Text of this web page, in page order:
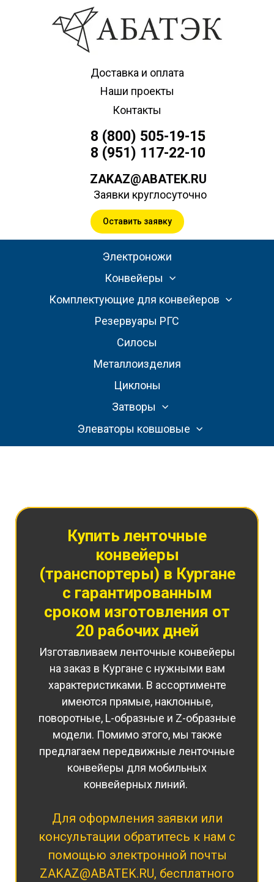
Доставка и оплата
Наши проекты
Контакты
8 (800) 505-19-15
8 (951) 117-22-10
ZAKAZ@ABATEK.RU
Заявки круглосуточно
Оставить заявку
Электроножи
Конвейеры
Комплектующие для конвейеров
Резервуары РГС
Силосы
Металлоизделия
Циклоны
Затворы
Элеваторы ковшовые
Купить ленточные
конвейеры
(транспортеры) в Кургане
с гарантированным
сроком изготовления от
20 рабочих дней
Изготавливаем ленточные конвейеры
на заказ в Кургане с нужными вам
характеристиками. В ассортименте
имеются прямые, наклонные,
поворотные, L-образные и Z-образные
модели. Помимо этого, мы также
предлагаем передвижные ленточные
конвейеры для мобильных
конвейерных линий.
Для оформления заявки или
консультации обратитесь к нам с
помощью электронной почты
ZAKAZ@ABATEK.RU, бесплатного